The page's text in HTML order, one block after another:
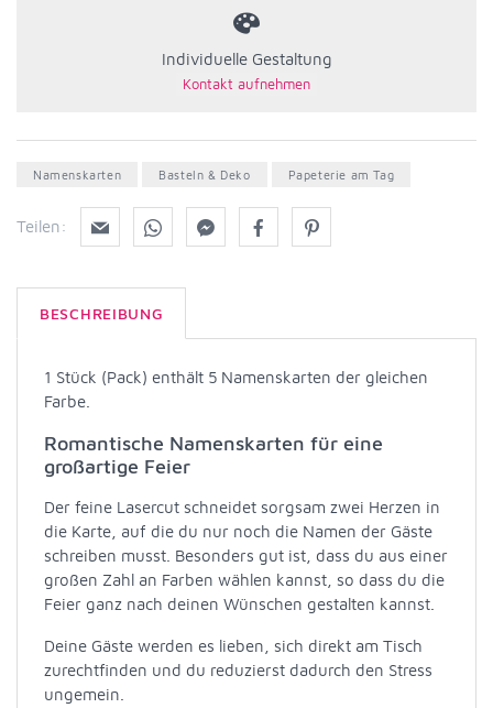
Individuelle Gestaltung
Namenskarten Basteln & Deko Papeterie am Tag
Teilen:
BESCHREIBUNG
1 Stück (Pack) enthält 5 Namenskarten der gleichen
Farbe.
Romantische Namenskarten für eine
großartige Feier
Der feine Lasercut schneidet sorgsam zwei Herzen in
die Karte, auf die du nur noch die Namen der Gäste
schreiben musst. Besonders gut ist, dass du aus einer
großen Zahl an Farben wählen kannst, so dass du die
Feier ganz nach deinen Wünschen gestalten kannst.
Deine Gäste werden es lieben, sich direkt am Tisch
zurechtfinden und du reduzierst dadurch den Stress
ungemein.